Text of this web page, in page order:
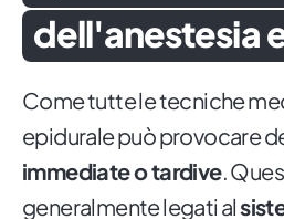
dell'anestesia
Come tutte le tecniche
epidurale può provocare
immediate o tardive.
generalmente legati al